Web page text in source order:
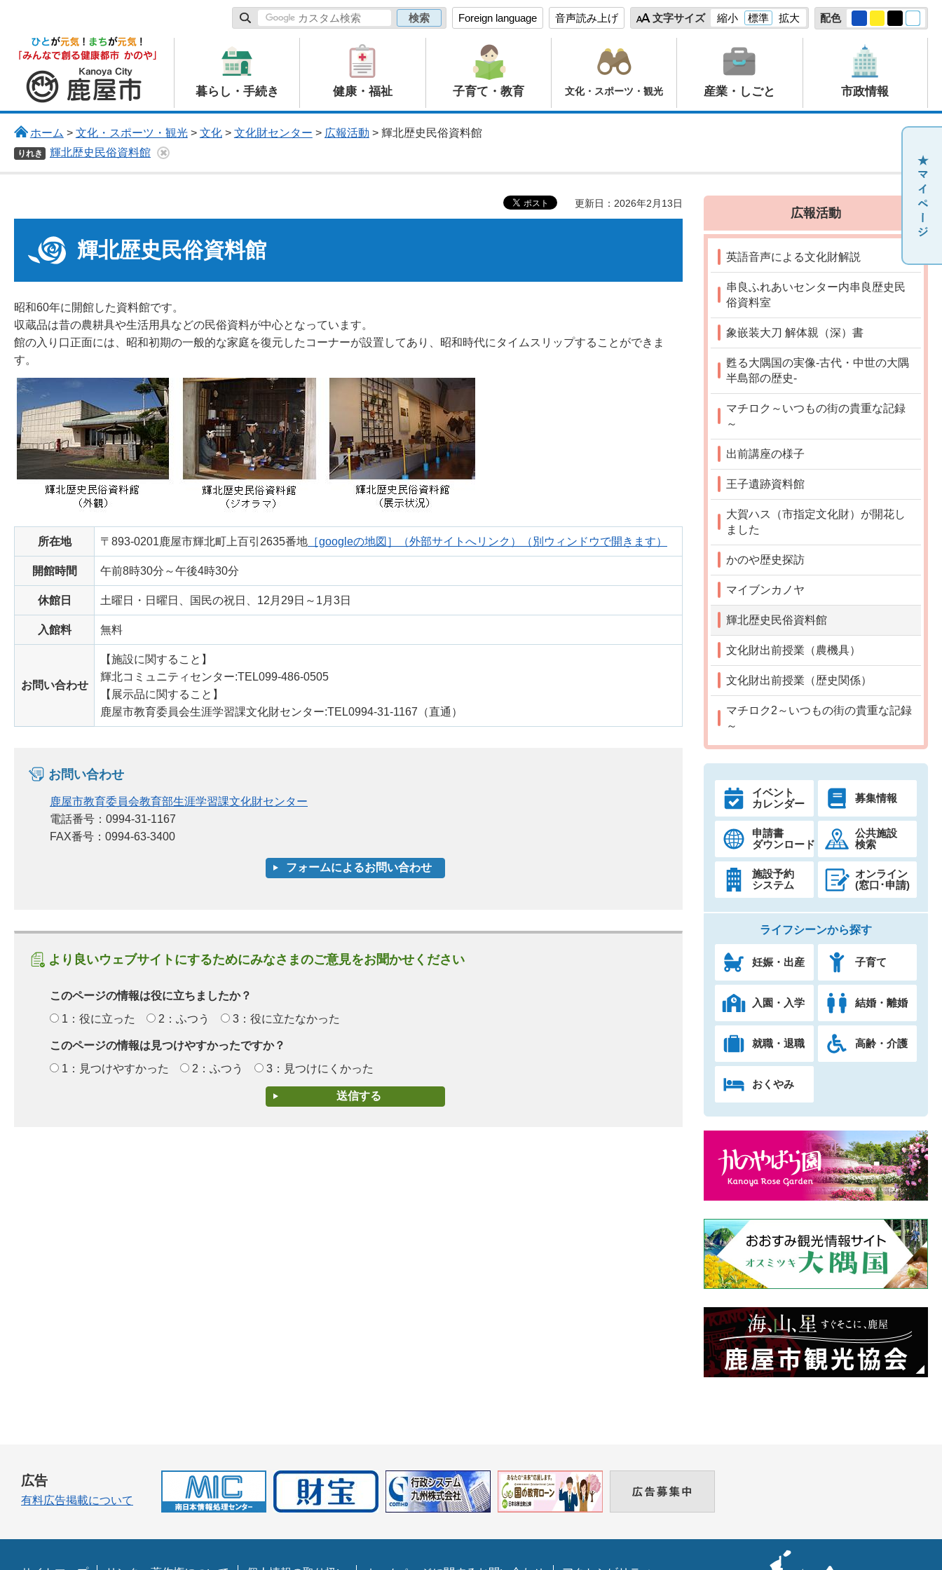
Foreign language 音声読み上げ 文字サイズ 縮小 標準 拡大 配色
鹿屋市
暮らし・手続き 健康・福祉 子育て・教育 文化・スポーツ・観光 産業・しごと 市政情報
ホーム > 文化・スポーツ・観光> 文化> 文化財センター > 広報活動 > 輝北歴史民俗資料館
りれき 輝北歴史民俗資料館
更新日：2026年2月13日
輝北歴史民俗資料館
昭和60年に開館した資料館です。
収蔵品は昔の農耕具や生活用具などの民俗資料が中心となっています。
館の入り口正面には、昭和初期の一般的な家庭を復元したコーナーが設置してあり、昭和時代にタイムスリップすることができま
す。
所在地 〒893-0201鹿屋市輝北町上百引2635番地 ［googleの地図］（外部サイトへリンク）（別ウィンドウで開きます）
開館時間 午前8時30分～午後4時30分
休館日 土曜日・日曜日、国民の祝日、12月29日～1月3日
入館料 無料
お問い合わせ
【施設に関すること】
輝北コミュニティセンター:TEL099-486-0505
【展示品に関すること】
鹿屋市教育委員会生涯学習課文化財センター:TEL0994-31-1167（直通）
お問い合わせ
鹿屋市教育委員会教育部生涯学習課文化財センター
電話番号：0994-31-1167
FAX番号：0994-63-3400
より良いウェブサイトにするためにみなさまのご意見をお聞かせください
このページの情報は役に立ちましたか？
1：役に立った
2：ふつう 3：役に立たなかった
このページの情報は見つけやすかったですか？
1：見つけやすかった
2：ふつう 3：見つけにくかった
広報活動
英語音声による文化財解説
串良ふれあいセンター内串良歴史民
俗資料室
象嵌装大刀 解体親（深）書
甦る大隅国の実像-古代・中世の大隅
半島部の歴史-
マチロク～いつもの街の貴重な記録
～
出前講座の様子
王子遺跡資料館
大賀ハス（市指定文化財）が開花し
ました
かのや歴史探訪
マイブンカノヤ
輝北歴史民俗資料館
文化財出前授業（農機具）
文化財出前授業（歴史関係）
マチロク2～いつもの街の貴重な記録
～
イベント
カレンダー
募集情報
申請書
ダウンロード
公共施設
検索
施設予約
システム
オンライン
(窓口･申請)
ライフシーンから探す
妊娠・出産 子育て
入園・入学 結婚・離婚
就職・退職 高齢・介護
おくやみ
広告
有料広告掲載について